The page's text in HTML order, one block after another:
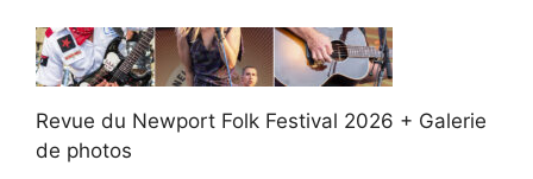
Revue du Newport Folk Festival 2026 + Galerie
de photos